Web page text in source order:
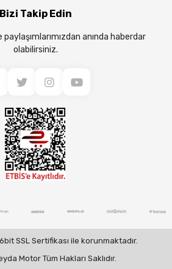
Bizi Takip Edin
anında haberdar
olabilirsiniz.
SSL Sertifikası ile korunmaktadır.
Motor Tüm Hakları Saklıdır.